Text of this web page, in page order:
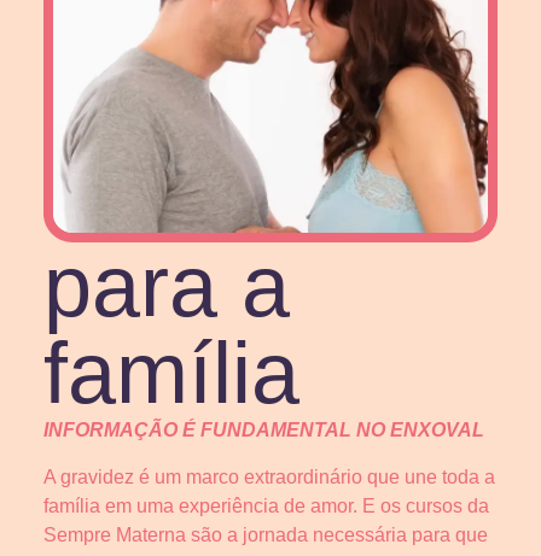
para a
família
INFORMAÇÃO É FUNDAMENTAL NO ENXOVAL
A gravidez é um marco extraordinário que une toda a
família em uma experiência de amor. E os cursos da
Sempre Materna são a jornada necessária para que